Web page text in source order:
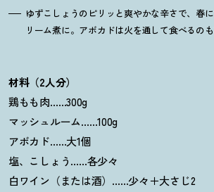
ゆずこしょうのピリッと爽やかな辛さで、春
リーム煮に。アボカドは火を通して食べるのも
材料（2人分）
鶏もも肉……300g
マッシュルーム……100g
アボカド……大1個
塩、こしょう……各少々
白ワイン（または酒）……少々＋大さじ2